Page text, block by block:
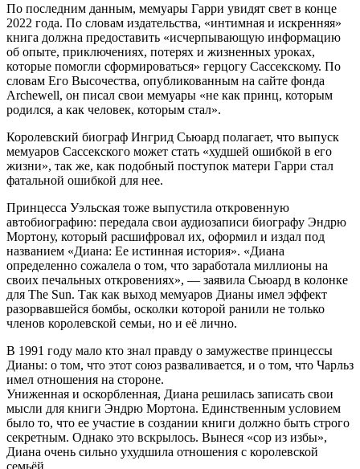
По последним данным, мемуары Гарри увидят свет в конце
2022 года. По словам издательства, «интимная и искренняя»
книга должна предоставить «исчерпывающую информацию
об опыте, приключениях, потерях и жизненных уроках,
которые помогли сформироваться» герцогу Сассекскому. По
словам Его Высочества, опубликованным на сайте фонда
Archewell, он писал свои мемуары «не как принц, которым
родился, а как человек, которым стал».
Королевский биограф Ингрид Сьюард полагает, что выпуск
мемуаров Сассекского может стать «худшей ошибкой в ​​его
жизни», так же, как подобный поступок матери Гарри стал
фатальной ошибкой для нее.
Принцесса Уэльская тоже выпустила откровенную
автобиографию: передала свои аудиозаписи биографу Эндрю
Мортону, который расшифровал их, оформил и издал под
названием «Диана: Ее истинная история». «Диана
определенно сожалела о том, что заработала миллионы на
своих печальных откровениях», — заявила Сьюард в колонке
для The Sun. Так как выход мемуаров Дианы имел эффект
разорвавшейся бомбы, осколки которой ранили не только
членов королевской семьи, но и её лично.
В 1991 году мало кто знал правду о замужестве принцессы
Дианы: о том, что этот союз разваливается, и о том, что Чарльз
имел отношения на стороне.
Униженная и оскорбленная, Диана решилась записать свои
мысли для книги Эндрю Мортона. Единственным условием
было то, что ее участие в создании книги должно быть строго
секретным. Однако это вскрылось. Вынеся «сор из избы»,
Диана очень сильно ухудшила отношения с королевской
семьёй.